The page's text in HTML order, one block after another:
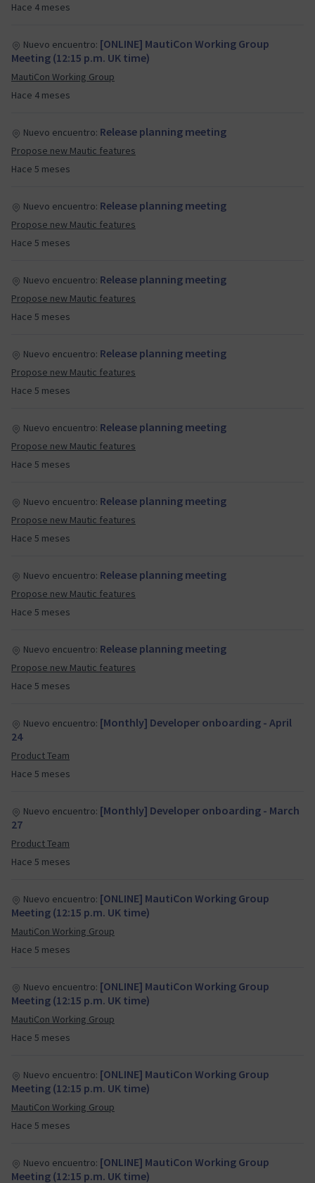
Hace 4 meses
Hace 4 meses
Nuevo encuentro: [ONLINE] MautiCon Working Group
Meeting (12:15 p.m. UK time)
MautiCon Working Group
Hace 5 meses
Nuevo encuentro: Release planning meeting
Propose new Mautic features
Hace 5 meses
Nuevo encuentro: Release planning meeting
Propose new Mautic features
Hace 5 meses
Nuevo encuentro: Release planning meeting
Propose new Mautic features
Hace 5 meses
Nuevo encuentro: Release planning meeting
Propose new Mautic features
Hace 5 meses
Nuevo encuentro: Release planning meeting
Propose new Mautic features
Hace 5 meses
Nuevo encuentro: Release planning meeting
Propose new Mautic features
Hace 5 meses
Nuevo encuentro: Release planning meeting
Propose new Mautic features
Hace 5 meses
Nuevo encuentro: Release planning meeting
Propose new Mautic features
Hace 5 meses
Nuevo encuentro: [Monthly] Developer onboarding - April
24
Product Team
Hace 5 meses
Nuevo encuentro: [Monthly] Developer onboarding - March
27
Product Team
Hace 5 meses
Nuevo encuentro: [ONLINE] MautiCon Working Group
Meeting (12:15 p.m. UK time)
MautiCon Working Group
Hace 5 meses
Nuevo encuentro: [ONLINE] MautiCon Working Group
Meeting (12:15 p.m. UK time)
MautiCon Working Group
Hace 5 meses
Nuevo encuentro: [ONLINE] MautiCon Working Group
Meeting (12:15 p.m. UK time)
MautiCon Working Group
Nuevo encuentro: [ONLINE] MautiCon Working Group
Meeting (12:15 p.m. UK time)